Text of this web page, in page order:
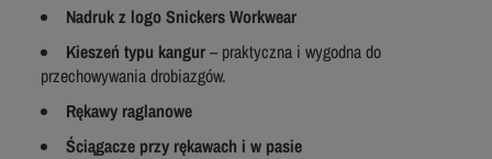
Nadruk z logo Snickers Workwear
Kieszeń typu kangur– praktyczna i wygodna do
przechowywania drobiazgów.
Rękawy raglanowe
Ściągacze przy rękawach i w pasie